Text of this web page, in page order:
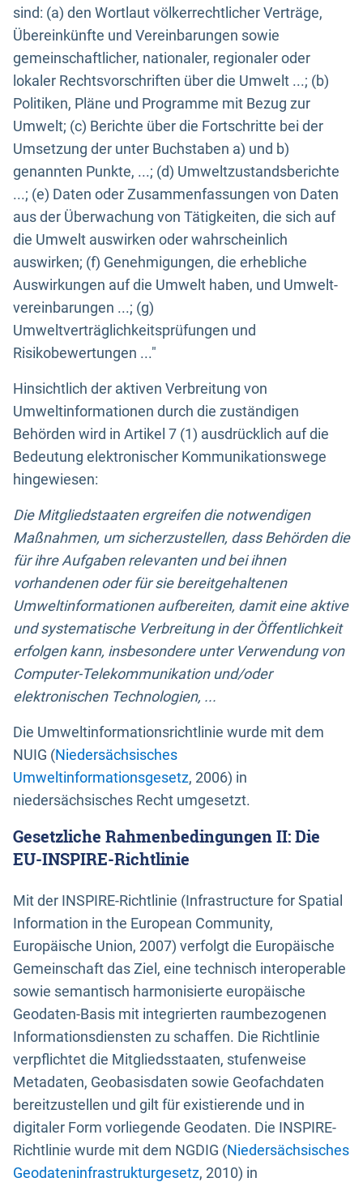
sind: (a) den Wortlaut völkerrechtlicher Verträge,
Übereinkünfte und Vereinbarungen sowie
gemeinschaftlicher, nationaler, regionaler oder
lokaler Rechtsvorschriften über die Umwelt ...; (b)
Politiken, Pläne und Programme mit Bezug zur
Umwelt; (c) Berichte über die Fortschritte bei der
Umsetzung der unter Buchstaben a) und b)
genannten Punkte, ...; (d) Umweltzustandsberichte
...; (e) Daten oder Zusammenfassungen von Daten
aus der Überwachung von Tätigkeiten, die sich auf
die Umwelt auswirken oder wahrscheinlich
auswirken; (f) Genehmigungen, die erhebliche
Auswirkungen auf die Umwelt haben, und Umwelt-
vereinbarungen ...; (g)
Umweltverträglichkeitsprüfungen und
Risikobewertungen ..."
Hinsichtlich der aktiven Verbreitung von
Umweltinformationen durch die zuständigen
Behörden wird in Artikel 7 (1) ausdrücklich auf die
Bedeutung elektronischer Kommunikationswege
hingewiesen:
Die Mitgliedstaaten ergreifen die notwendigen
Maßnahmen, um sicherzustellen, dass Behörden die
für ihre Aufgaben relevanten und bei ihnen
vorhandenen oder für sie bereitgehaltenen
Umweltinformationen aufbereiten, damit eine aktive
und systematische Verbreitung in der Öffentlichkeit
erfolgen kann, insbesondere unter Verwendung von
Computer-Telekommunikation und/oder
elektronischen Technologien, ...
Die Umweltinformationsrichtlinie wurde mit dem
NUIG (Niedersächsisches
Umweltinformationsgesetz, 2006) in
niedersächsisches Recht umgesetzt.
Gesetzliche Rahmenbedingungen II: Die
EU-INSPIRE-Richtlinie
Mit der INSPIRE-Richtlinie (Infrastructure for Spatial
Information in the European Community,
Europäische Union, 2007) verfolgt die Europäische
Gemeinschaft das Ziel, eine technisch interoperable
sowie semantisch harmonisierte europäische
Geodaten-Basis mit integrierten raumbezogenen
Informationsdiensten zu schaffen. Die Richtlinie
verpflichtet die Mitgliedsstaaten, stufenweise
Metadaten, Geobasisdaten sowie Geofachdaten
bereitzustellen und gilt für existierende und in
digitaler Form vorliegende Geodaten. Die INSPIRE-
Richtlinie wurde mit dem NGDIG (Niedersächsisches
Geodateninfrastrukturgesetz, 2010) in